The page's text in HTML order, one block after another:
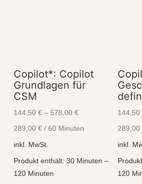
gewählt
werden
Copilot*: Copilot
Grundlagen für
CSM
144,50 €– 578,00 €
289,00 €/ 60 Minuten
inkl. MwSt.
Produkt enthält: 30 Minuten –
120 Minuten
144,50
289,00
inkl.
120